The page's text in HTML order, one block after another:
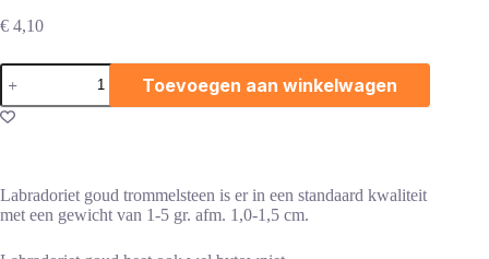
€ 4,10
Labradoriet
goud
trommelsteen
aantal
Toevoegen aan winkelwagen
Labradoriet goud trommelsteen is er in een standaard kwaliteit
met een gewicht van 1-5 gr. afm. 1,0-1,5 cm.